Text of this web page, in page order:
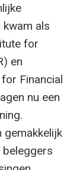
als
for
en
Financial
nu een
gemakkelijk